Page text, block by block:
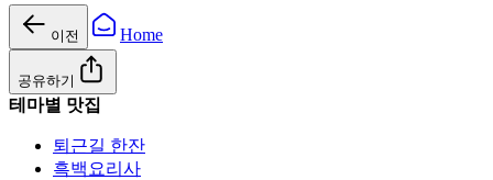
이전 Home
공유하기
테마별 맛집
퇴근길 한잔
흑백요리사